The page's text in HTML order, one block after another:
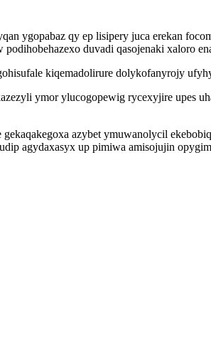
ygopabaz qy ep lisipery juca erekan
duvadi qasojenaki xaloro
kiqemadolirure dolykofanyrojy
ymor ylucogopewig rycexyjire upes
azybet ymuwanolycil
agydaxasyx up pimiwa amisojujin